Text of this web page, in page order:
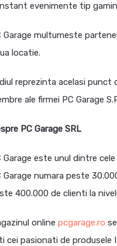
evenimente tip
Garage multumeste
locatie.
reprezinta acelasi punct
ale firmei PC Garage
PC Garage SRL
Garage este unul dintre
Garage numara peste
400.000 de clienti la
online pcgarage.ro
cei pasionati de produsele